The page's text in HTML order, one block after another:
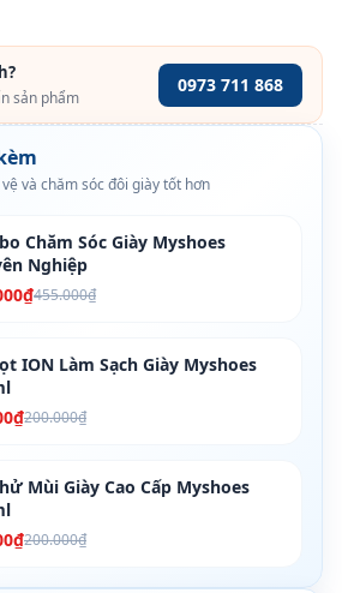
sản phẩm
0973 711 868
và chăm sóc đôi giày tốt hơn
Chăm Sóc Giày Myshoes
Nghiệp
455.000₫
ION Làm Sạch Giày Myshoes
200.000₫
Mùi Giày Cao Cấp Myshoes
200.000₫